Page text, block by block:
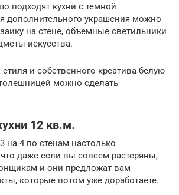
подходят кухни с темной
дополнительного украшения можно
на стене, объемные светильники
искусства.
и собственного креатива белую
можно сделать
12 кв.м.
на 4 по стенам настолько
даже если вы совсем растеряны,
и они предложат вам
которые потом уже доработаете.